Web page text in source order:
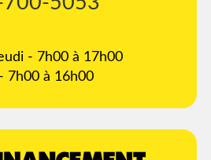
- 7h00 à 17h00
7h00 à 16h00